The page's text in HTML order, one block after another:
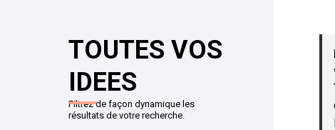
TOUTES VOS
IDEES
Filtrez de façon dynamique les
résultats de votre recherche.